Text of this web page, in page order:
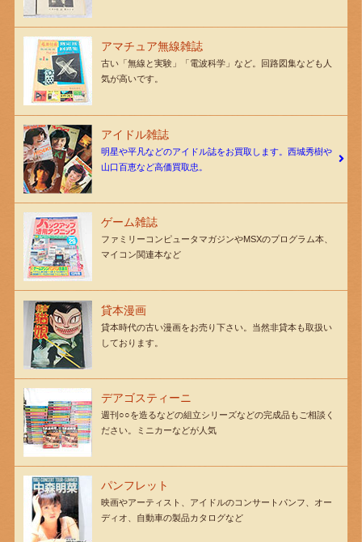
アマチュア無線雑誌
古い「無線と実験」「電波科学」など。回路図集なども人
気が高いです。
アイドル雑誌
明星や平凡などのアイドル誌をお買取します。西城秀樹や
山口百恵など高価買取忠。
ゲーム雑誌
ファミリーコンピュータマガジンやMSXのプログラム本、
マイコン関連本など
貸本漫画
貸本時代の古い漫画をお売り下さい。当然非貸本も取扱い
しております。
デアゴスティーニ
週刊○○を造るなどの組立シリーズなどの完成品もご相談く
ださい。ミニカーなどが人気
パンフレット
映画やアーティスト、アイドルのコンサートパンフ、オー
ディオ、自動車の製品カタログなど